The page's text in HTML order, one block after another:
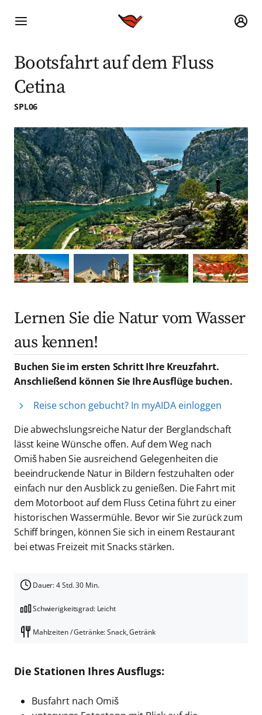
Bootsfahrt auf dem Fluss
Cetina
SPL06
Lernen Sie die Natur vom Wasser
aus kennen!
Buchen Sie im ersten Schritt Ihre Kreuzfahrt.
Anschließend können Sie Ihre Ausflüge buchen.
Reise schon gebucht? In myAIDA einloggen
Die abwechslungsreiche Natur der Berglandschaft
lässt keine Wünsche offen. Auf dem Weg nach
Omiš haben Sie ausreichend Gelegenheiten die
beeindruckende Natur in Bildern festzuhalten oder
einfach nur den Ausblick zu genießen. Die Fahrt mit
dem Motorboot auf dem Fluss Cetina führt zu einer
historischen Wassermühle. Bevor wir Sie zurück zum
Schiff bringen, können Sie sich in einem Restaurant
bei etwas Freizeit mit Snacks stärken.
Dauer: 4 Std. 30 Min.
Schwierigkeitsgrad: Leicht
Mahlzeiten / Getränke: Snack, Getränk
Die Stationen Ihres Ausflugs:
Busfahrt nach Omiš